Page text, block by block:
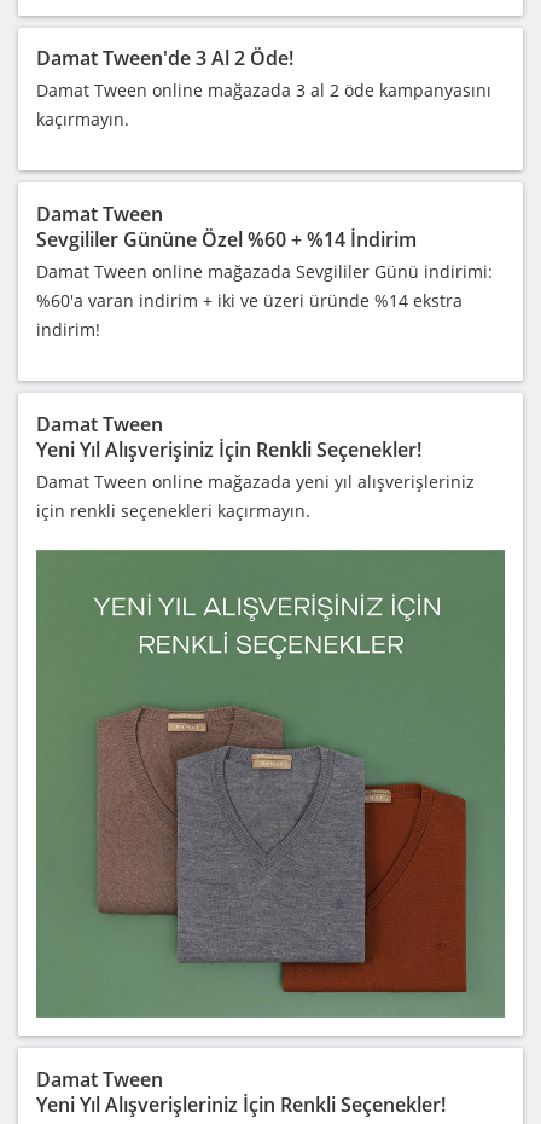
Damat Tween'de 3 Al 2 Öde!
Damat Tween online mağazada 3 al 2 öde kampanyasını
kaçırmayın.
Damat Tween
Sevgililer Gününe Özel %60 + %14 İndirim
Damat Tween online mağazada Sevgililer Günü indirimi:
%60'a varan indirim + iki ve üzeri üründe %14 ekstra
indirim!
Damat Tween
Yeni Yıl Alışverişiniz İçin Renkli Seçenekler!
Damat Tween online mağazada yeni yıl alışverişleriniz
için renkli seçenekleri kaçırmayın.
Damat Tween
Yeni Yıl Alışverişleriniz İçin Renkli Seçenekler!